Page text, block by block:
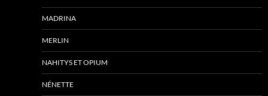
MADRINA
MERLIN
NAHITYS ET OPIUM
NÉNETTE